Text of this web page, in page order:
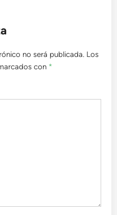
no será publicada. Los
con *